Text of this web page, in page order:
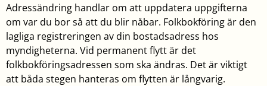
Adressändring handlar om att uppdatera uppgifterna
om var du bor så att du blir nåbar. Folkbokföring är den
lagliga registreringen av din bostadsadress hos
myndigheterna. Vid permanent flytt är det
folkbokföringsadressen som ska ändras. Det är viktigt
att båda stegen hanteras om flytten är långvarig.